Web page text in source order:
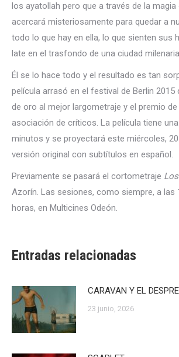
los ayatollah pero que a través de la magia
acercará misteriosamente para quedar a
todo lo que hay en ella, lo que sienten sus
late en el trasfondo de una ciudad
Él se lo hace todo y el resultado es tan
película arrasó en el festival de Berlin 2015
de oro al mejor largometraje y el premio de
asociación de críticos. La película tiene
minutos y se proyectará este miércoles,
versión original con subtítulos en español.
Previamente se pasará el cortometraje
Azorín. Las sesiones, como siempre, a las
horas, en Multicines Odeón.
Entradas relacionadas
CARAVAN Y EL
23 junio, 2026